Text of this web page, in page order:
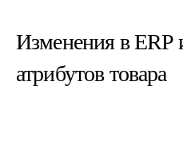
Изменения в ERP
атрибутов товара